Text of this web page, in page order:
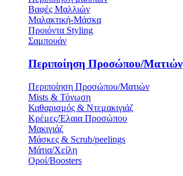
Βαφές Μαλλιών
Μαλακτική-Μάσκα
Προιόντα Styling
Σαμπουάν
Περιποίηση Προσώπου/Ματιών
Περιποίηση Προσώπου/Ματιών
Mists & Τόνωση
Καθαρισμός & Ντεμακιγιάζ
Κρέμες/Έλαια Προσώπου
Μακιγιάζ
Μάσκες & Scrub/peelings
Μάτια/Χείλη
Οροί/Boosters